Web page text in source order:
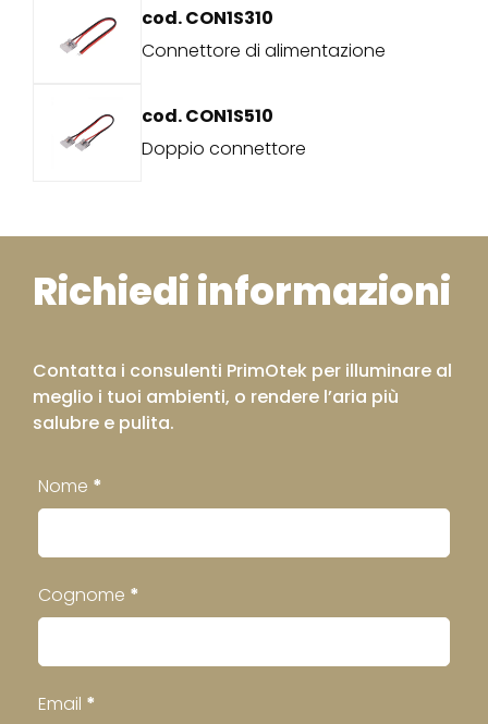
cod. CON1S310
Connettore di alimentazione
cod. CON1S510
Doppio connettore
Richiedi informazioni
Contatta i consulenti PrimOtek per illuminare al
meglio i tuoi ambienti, o rendere l’aria più
salubre e pulita.
Contatti
Footer
Nome *
Cognome *
Email *